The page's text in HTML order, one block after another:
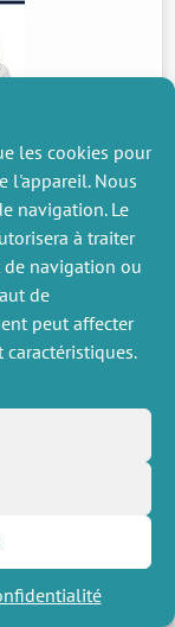
les cookies pour
l'appareil. Nous
navigation. Le
à traiter
navigation ou
de
peut affecter
ACTUALITÉS
PRÉCÉDENTE